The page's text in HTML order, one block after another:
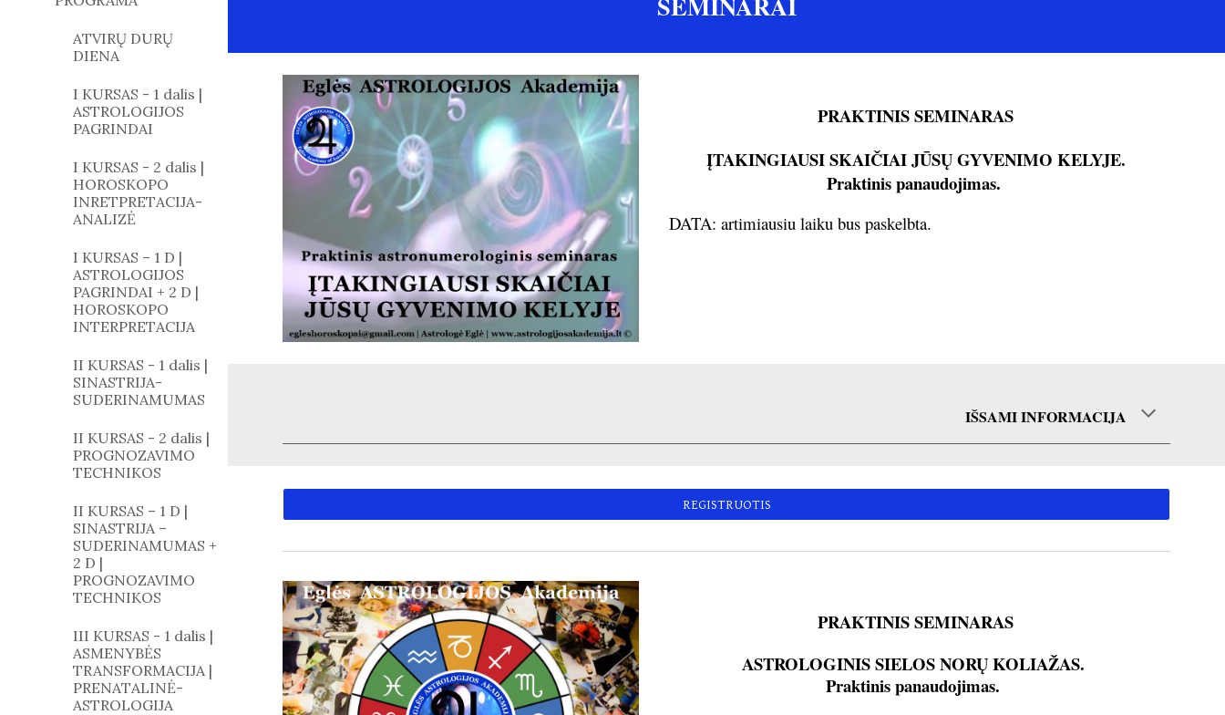
ATVIRŲ DURŲ
DIENA
I KURSAS - 1 dalis |
ASTROLOGIJOS
PAGRINDAI
I KURSAS - 2 dalis |
HOROSKOPO
INRETPRETACIJA-
ANALIZĖ
I KURSAS – 1 D |
ASTROLOGIJOS
PAGRINDAI + 2 D |
HOROSKOPO
INTERPRETACIJA
II KURSAS - 1 dalis |
SINASTRIJA-
SUDERINAMUMAS
II KURSAS - 2 dalis |
PROGNOZAVIMO
TECHNIKOS
II KURSAS – 1 D |
SINASTRIJA –
SUDERINAMUMAS +
2 D |
PROGNOZAVIMO
TECHNIKOS
III KURSAS - 1 dalis |
ASMENYBĖS
TRANSFORMACIJA |
PRENATALINĖ-
ASTROLOGIJA
PRAKTINIS SEMINARAS
ĮTAKINGIAUSI SKAIČIAI JŪSŲ GYVENIMO KELYJE.
Praktinis panaudojimas.
DATA: artimiausiu laiku bus paskelbta.
IŠSAMI INFORMACIJA
REGISTRUOTIS
PRAKTINIS SEMINARAS
ASTROLOGINIS SIELOS NORŲ KOLIAŽAS.
Praktinis panaudojimas.